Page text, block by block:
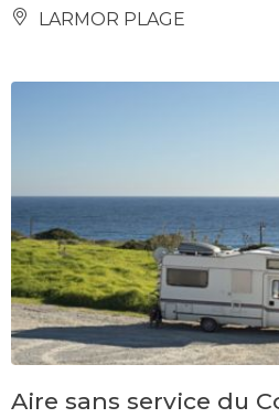
LARMOR PLAGE
Aire sans service du